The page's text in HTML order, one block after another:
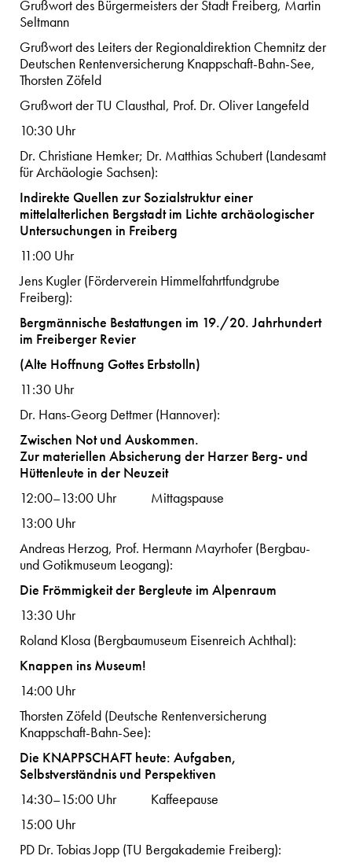
Grußwort des Bürgermeisters der Stadt Freiberg, Martin
Seltmann
Grußwort des Leiters der Regionaldirektion Chemnitz der
Deutschen Rentenversicherung Knappschaft-Bahn-See,
Thorsten Zöfeld
Grußwort der TU Clausthal, Prof. Dr. Oliver Langefeld
10:30 Uhr
Dr. Christiane Hemker; Dr. Matthias Schubert (Landesamt
für Archäologie Sachsen):
Indirekte Quellen zur Sozialstruktur einer
mittelalterlichen Bergstadt im Lichte archäologischer
Untersuchungen in Freiberg
11:00 Uhr
Jens Kugler (Förderverein Himmelfahrtfundgrube
Freiberg):
Bergmännische Bestattungen im 19./20. Jahrhundert
im Freiberger Revier
(Alte Hoffnung Gottes Erbstolln)
11:30 Uhr
Dr. Hans-Georg Dettmer (Hannover):
Zwischen Not und Auskommen.
Zur materiellen Absicherung der Harzer Berg- und
Hüttenleute in der Neuzeit
12:00–13:00 Uhr Mittagspause
13:00 Uhr
Andreas Herzog, Prof. Hermann Mayrhofer (Bergbau-
und Gotikmuseum Leogang):
Die Frömmigkeit der Bergleute im Alpenraum
13:30 Uhr
Roland Klosa (Bergbaumuseum Eisenreich Achthal):
Knappen ins Museum!
14:00 Uhr
Thorsten Zöfeld (Deutsche Rentenversicherung
Knappschaft-Bahn-See):
Die KNAPPSCHAFT heute: Aufgaben,
Selbstverständnis und Perspektiven
14:30–15:00 Uhr Kaffeepause
15:00 Uhr
PD Dr. Tobias Jopp (TU Bergakademie Freiberg):